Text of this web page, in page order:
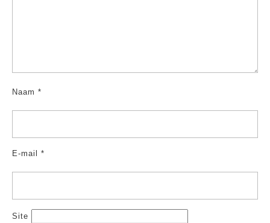
Naam *
E-mail *
Site